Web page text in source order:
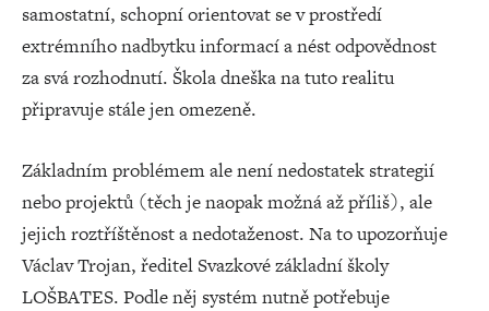
samostatní, schopní orientovat se v prostředí
extrémního nadbytku informací a nést odpovědnost
za svá rozhodnutí. Škola dneška na tuto realitu
připravuje stále jen omezeně.
Základním problémem ale není nedostatek strategií
nebo projektů (těch je naopak možná až příliš), ale
jejich roztříštěnost a nedotaženost. Na to upozorňuje
Václav Trojan, ředitel Svazkové základní školy
LOŠBATES. Podle něj systém nutně potřebuje